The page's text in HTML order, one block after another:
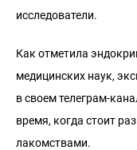
исследователи.
Как отметила
медицинских наук,
в своем телеграм-
время, когда стоит
лакомствами.